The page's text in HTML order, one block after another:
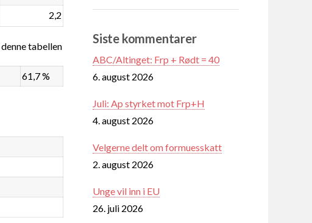
2,2
tabellen
61,7 %
Siste kommentarer
ABC/Altinget: Frp + Rødt = 40
6. august 2026
Juli: Ap styrket mot Frp+H
4. august 2026
Velgerne delt om formuesskatt
2. august 2026
Unge vil inn i EU
26. juli 2026